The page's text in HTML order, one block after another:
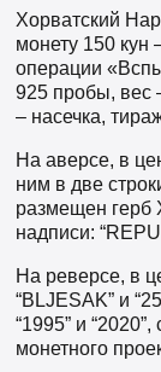
Хорватский
монету 150 кун
операции
925 пробы, вес
– насечка,
На аверсе, в
ним в две
размещен герб
надписи:
На реверсе, в
“BLJESAK” и
“1995” и
монетного